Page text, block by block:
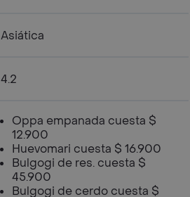
Asiática
4.2
Oppa empanada cuesta $
12.900
Huevomari cuesta $ 16.900
Bulgogi de res. cuesta $
45.900
Bulgogi de cerdo cuesta $